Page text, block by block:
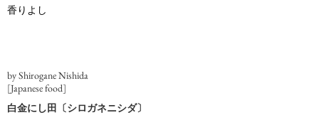
香りよし
by Shirogane Nishida
[Japanese food]
白金にし田〔シロガネニシダ〕